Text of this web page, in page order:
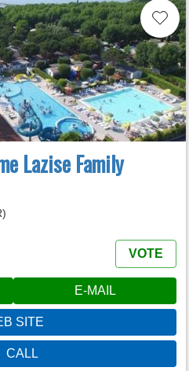
Lazise Family
VOTE
E-MAIL
SITE
CALL